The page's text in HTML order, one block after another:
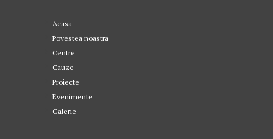
Acasa
Povestea noastra
Centre
Cauze
Proiecte
Evenimente
Galerie